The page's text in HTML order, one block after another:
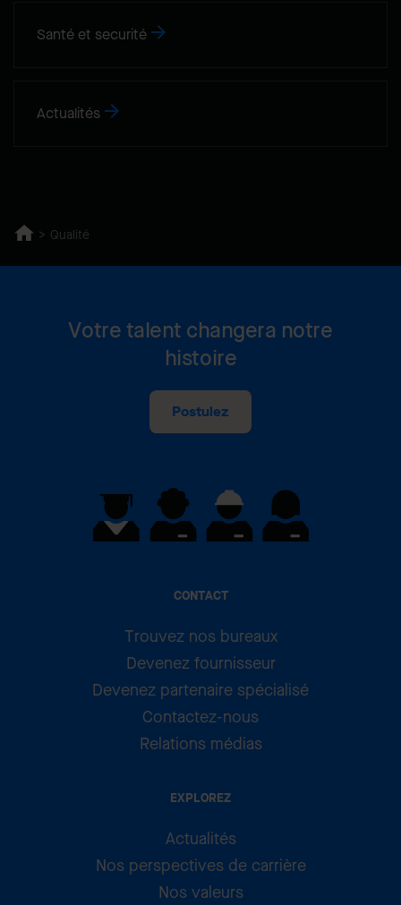
Santé et securité
Actualités
Qualité
CONTACT
Trouvez nos bureaux
Devenez fournisseur
Devenez partenaire spécialisé
Contactez-nous
Relations médias
EXPLOREZ
Actualités
Nos perspectives de carrière
Nos valeurs
Votre talent changera notre
histoire
Postulez